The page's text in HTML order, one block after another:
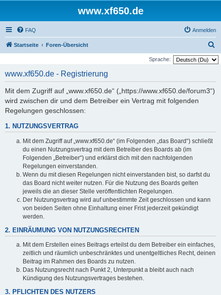
www.xf650.de
FAQ Anmelden
Startseite Foren-Übersicht
u
Sprache:
www.xf650.de - Registrierung
Mit dem Zugriff auf „www.xf650.de“ („https://www.xf650.de/forum3“)
wird zwischen dir und dem Betreiber ein Vertrag mit folgenden
Regelungen geschlossen:
1. NUTZUNGSVERTRAG
Mit dem Zugriff auf „www.xf650.de“ (im Folgenden „das Board“) schließt
du einen Nutzungsvertrag mit dem Betreiber des Boards ab (im
Folgenden „Betreiber“) und erklärst dich mit den nachfolgenden
Regelungen einverstanden.
Wenn du mit diesen Regelungen nicht einverstanden bist, so darfst du
das Board nicht weiter nutzen. Für die Nutzung des Boards gelten
jeweils die an dieser Stelle veröffentlichten Regelungen.
Der Nutzungsvertrag wird auf unbestimmte Zeit geschlossen und kann
von beiden Seiten ohne Einhaltung einer Frist jederzeit gekündigt
werden.
2. EINRÄUMUNG VON NUTZUNGSRECHTEN
Mit dem Erstellen eines Beitrags erteilst du dem Betreiber ein einfaches,
zeitlich und räumlich unbeschränktes und unentgeltliches Recht, deinen
Beitrag im Rahmen des Boards zu nutzen.
Das Nutzungsrecht nach Punkt 2, Unterpunkt a bleibt auch nach
Kündigung des Nutzungsvertrages bestehen.
3. PFLICHTEN DES NUTZERS